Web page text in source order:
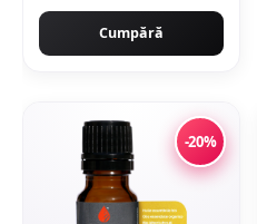
Cumpără
-20%